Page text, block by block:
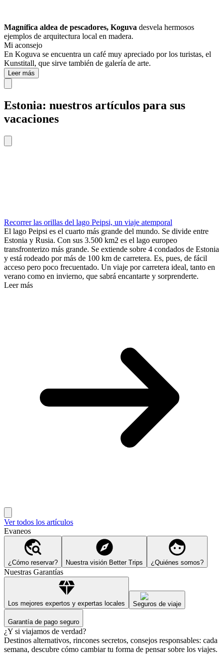
Magnífica aldea de pescadores, Koguva desvela hermosos
ejemplos de arquitectura local en madera.
Mi aconsejo
En Koguva se encuentra un café muy apreciado por los turistas, el
Kunstitall, que sirve también de galería de arte.
Leer más
Estonia: nuestros artículos para sus
vacaciones
Recorrer las orillas del lago Peipsi, un viaje atemporal
El lago Peipsi es el cuarto más grande del mundo. Se divide entre
Estonia y Rusia. Con sus 3.500 km2 es el lago europeo
transfronterizo más grande. Se extiende sobre 4 condados de Estonia
y está rodeado por más de 100 km de carretera. Es, pues, de fácil
acceso pero poco frecuentado. Un viaje por carretera ideal, tanto en
verano como en invierno, que sabrá encantarte y sorprenderte.
Leer más
Ver todos los artículos
Evaneos
¿Cómo reservar? Nuestra visión Better Trips ¿Quiénes somos?
Nuestras Garantías
Los mejores expertos y expertas locales Seguros de viaje
Garantía de pago seguro
¿Y si viajamos de verdad?
Destinos alternativos, rincones secretos, consejos responsables: cada
semana, descubre cómo cambiar tu forma de pensar sobre los viajes.